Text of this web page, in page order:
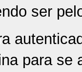
ser
para se